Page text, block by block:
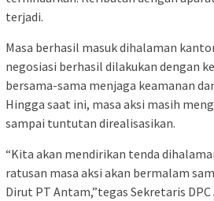
terjadi.
Masa berhasil masuk dihalaman
negosiasi berhasil dilakukan dengan
bersama-sama menjaga keamanan
Hingga saat ini, masa aksi masih
sampai tuntutan direalisasikan.
“Kita akan mendirikan tenda
ratusan masa aksi akan bermalam
Dirut PT Antam,”tegas Sekretaris